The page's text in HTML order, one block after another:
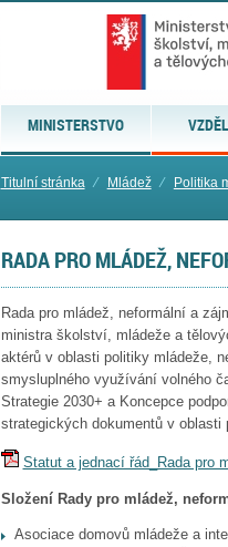
MINISTERSTVO
Titulní stránka ⁄ Mládež ⁄ Politika
RADA PRO MLÁDEŽ,
Rada pro mládež, neformální a
ministra školství, mládeže a
aktérů v oblasti politiky mládeže,
smysluplného využívání volného
Strategie 2030+ a Koncepce
strategických dokumentů v
Statut a jednací řád_Rada pro
Složení Rady pro mládež,
Asociace domovů mládeže a